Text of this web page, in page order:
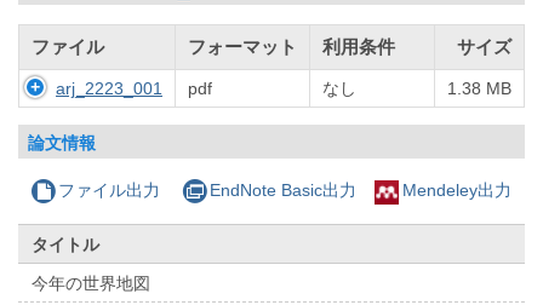
ファイル フォーマット 利用条件 サイズ
arj_2223_001 pdf なし 1.38 MB
論文情報
ファイル出力 EndNote Basic出力 Mendeley出力
タイトル
今年の世界地図